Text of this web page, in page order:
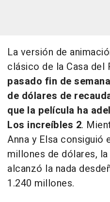
La versión de
clásico de la Casa del
pasado fin de
de dólares de
que la película ha
Los increíbles 2.
Anna y Elsa consiguió
millones de dólares,
alcanzó la nada
1.240 millones.